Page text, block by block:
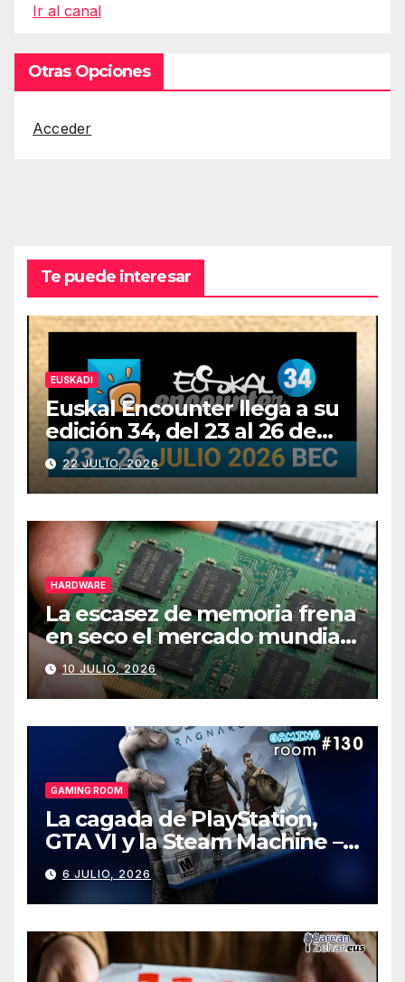
Ir al canal
Otras Opciones
Acceder
Te puede interesar
EUSKADI
Euskal Encounter llega a su
edición 34, del 23 al 26 de
julio
22 JULIO, 2026
HARDWARE
La escasez de memoria frena
en seco el mercado mundial
de PCs
10 JULIO, 2026
GAMING ROOM
La cagada de PlayStation,
GTA VI y la Steam Machine –
Gaming Room #130
6 JULIO, 2026